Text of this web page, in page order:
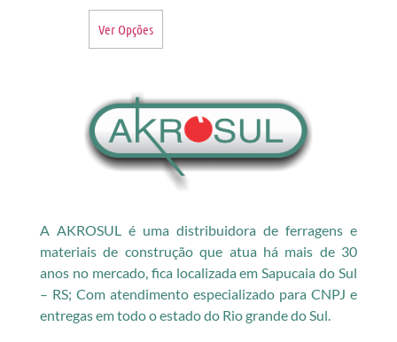
Ver Opções
A AKROSUL é uma distribuidora de ferragens e
materiais de construção que atua há mais de 30
anos no mercado, fica localizada em Sapucaia do Sul
– RS; Com atendimento especializado para CNPJ e
entregas em todo o estado do Rio grande do Sul.